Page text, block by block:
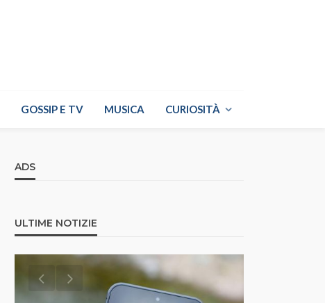
GOSSIP E TV MUSICA CURIOSITÀ
ADS
ULTIME NOTIZIE